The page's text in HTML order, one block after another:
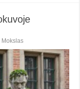
Mokslas